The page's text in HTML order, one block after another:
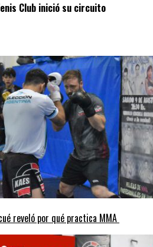
Club inició su circuito
reveló por qué practica MMA